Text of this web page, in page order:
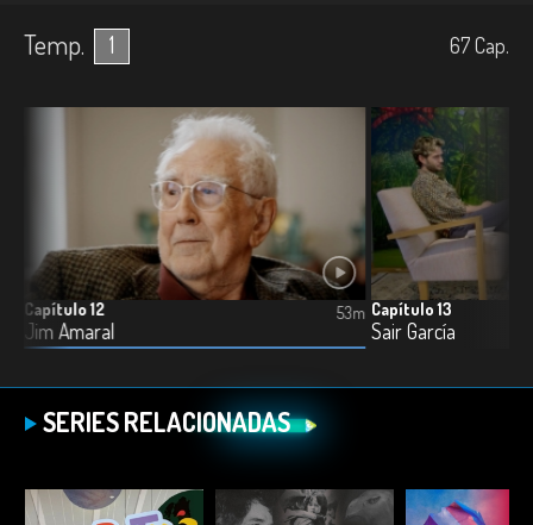
Temp. 1 67Cap.
Capítulo 12
Jim Amaral
53m Capítulo 13
Sair García
SERIES RELACIONADAS